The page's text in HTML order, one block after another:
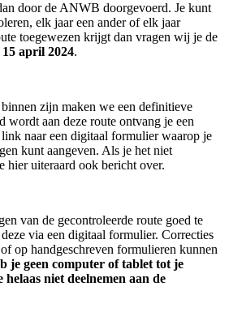
door de ANWB doorgevoerd. Je kunt
elk jaar een ander of elk jaar
toegewezen krijgt dan vragen wij je de
april 2024.
zijn maken we een definitieve
wordt aan deze route ontvang je een
naar een digitaal formulier waarop je
kunt aangeven. Als je het niet
hier uiteraard ook bericht over.
van de gecontroleerde route goed te
via een digitaal formulier. Correcties
op handgeschreven formulieren kunnen
je geen computer of tablet tot je
niet deelnemen aan de